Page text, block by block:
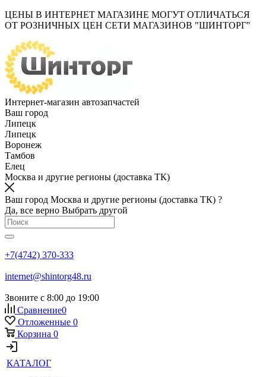
ЦЕНЫ В ИНТЕРНЕТ МАГАЗИНЕ МОГУТ ОТЛИЧАТЬСЯ
ОТ РОЗНИЧНЫХ ЦЕН СЕТИ МАГАЗИНОВ "ШИНТОРГ"
Интернет-магазин автозапчастей
Ваш город
Липецк
Липецк
Воронеж
Тамбов
Елец
Москва и другие регионы (доставка ТК)
Ваш город Москва и другие регионы (доставка ТК) ?
Да, все верно Выбрать другой
+7(4742) 370-333
internet@shintorg48.ru
Звоните с 8:00 до 19:00
Сравнение0
Отложенные 0
Корзина 0
КАТАЛОГ